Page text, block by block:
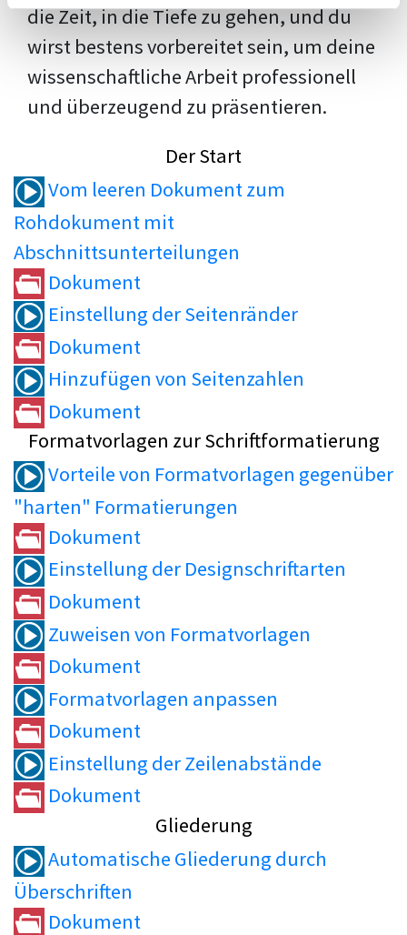
die Zeit, in die Tiefe zu gehen, und du
wirst bestens vorbereitet sein, um deine
wissenschaftliche Arbeit professionell
und überzeugend zu präsentieren.
Der Start
Vom leeren Dokument zum
Rohdokument mit
Abschnittsunterteilungen
Dokument
Einstellung der Seitenränder
Dokument
Hinzufügen von Seitenzahlen
Dokument
Formatvorlagen zur Schriftformatierung
Vorteile von Formatvorlagen gegenüber
"harten" Formatierungen
Dokument
Einstellung der Designschriftarten
Dokument
Zuweisen von Formatvorlagen
Dokument
Formatvorlagen anpassen
Dokument
Einstellung der Zeilenabstände
Dokument
Gliederung
Automatische Gliederung durch
Überschriften
Dokument